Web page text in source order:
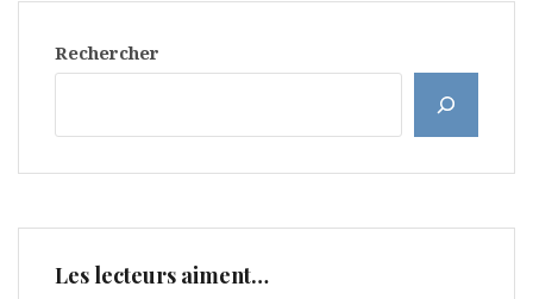
Rechercher
Les lecteurs aiment…